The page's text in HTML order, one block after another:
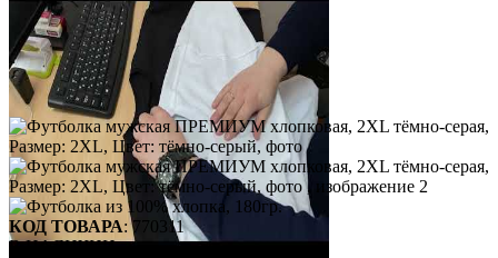
КОД ТОВАРА: 770311
В НАЛИЧИИ